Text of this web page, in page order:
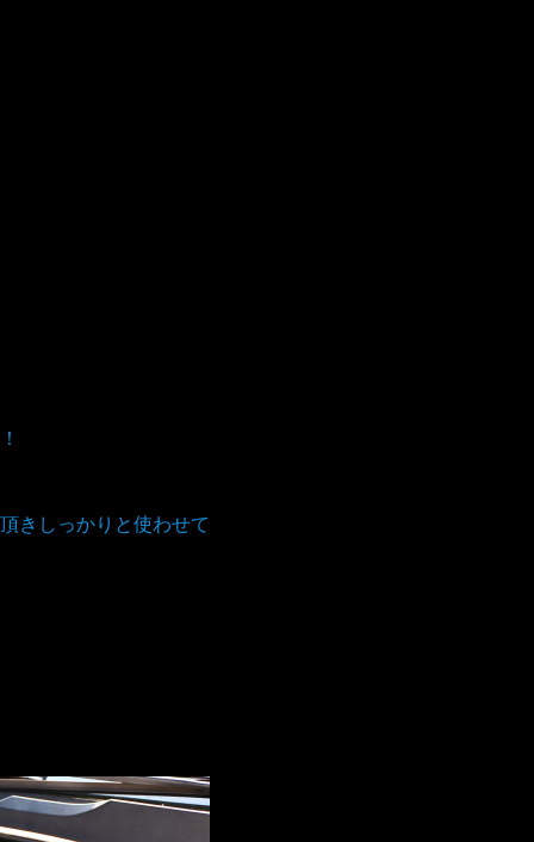
きしっかりと使わせて